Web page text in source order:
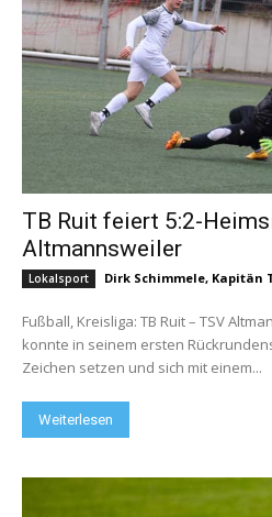
TB Ruit feiert 5:2-
Altmannsweiler
Lokalsport Dirk Schimmele, Kapitän
Fußball, Kreisliga: TB Ruit – TSV
konnte in seinem ersten
Zeichen setzen und sich mit einem...
Weiterlesen